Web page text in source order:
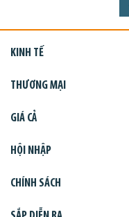
KINH TẾ
THƯƠNG MẠI
GIÁ CẢ
HỘI NHẬP
CHÍNH SÁCH